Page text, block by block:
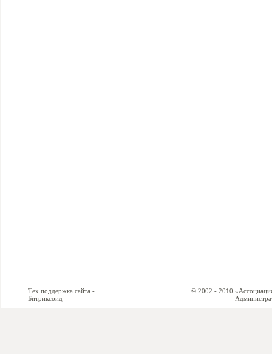
Тех.поддержка сайта -
Битриксоид
© 2002 - 2010 «Ассоциация